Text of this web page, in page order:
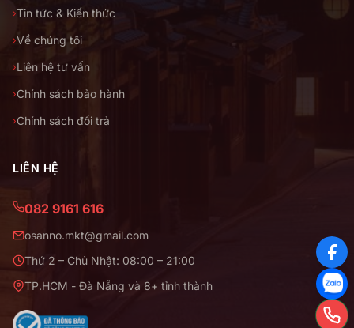
›Tin tức & Kiến thức
›Về chúng tôi
›Liên hệ tư vấn
›Chính sách bảo hành
›Chính sách đổi trả
LIÊN HỆ
082 9161 616
osanno.mkt@gmail.com
Thứ 2 – Chủ Nhật: 08:00 – 21:00
TP.HCM - Đà Nẵng và 8+ tỉnh thành